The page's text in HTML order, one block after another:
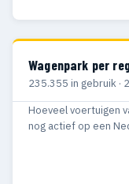
Wagenpark per
235.355 in gebruik ·
Hoeveel voertuigen
nog actief op een